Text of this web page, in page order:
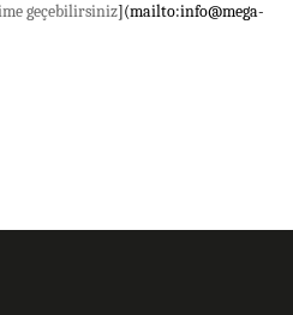
geçebilirsiniz](mailto:info@mega-